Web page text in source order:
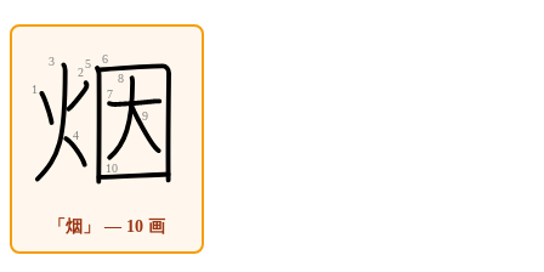
「烟」 — 10 画